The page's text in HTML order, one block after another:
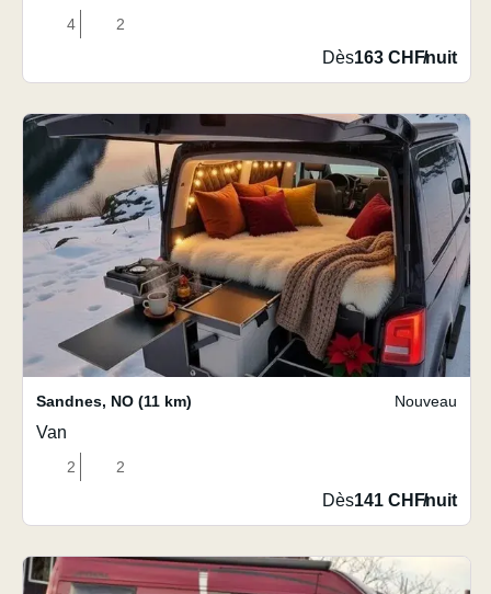
4 2
Dès163 CHF/nuit
Sandnes, NO (11 km) Nouveau
Van
2 2
Dès141 CHF/nuit